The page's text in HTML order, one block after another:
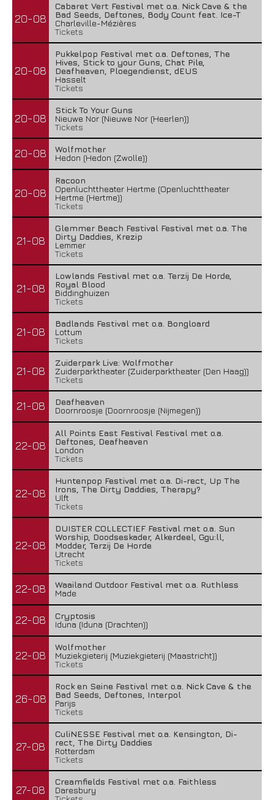
20-08
Cabaret Vert Festival met o.a. Nick Cave & the
Bad Seeds, Deftones, Body Count feat. Ice-T
Charleville-Mézières
Tickets
20-08
Pukkelpop Festival met o.a. Deftones, The
Hives, Stick to your Guns, Chat Pile,
Deafheaven, Ploegendienst, dEUS
Hasselt
Tickets
20-08
Stick To Your Guns
Nieuwe Nor (Nieuwe Nor (Heerlen))
Tickets
20-08
Wolfmother
Hedon (Hedon (Zwolle))
20-08
Racoon
Openluchttheater Hertme (Openluchttheater
Hertme (Hertme))
Tickets
21-08
Glemmer Beach Festival Festival met o.a. The
Dirty Daddies, Krezip
Lemmer
Tickets
21-08
Lowlands Festival met o.a. Terzij De Horde,
Royal Blood
Biddinghuizen
Tickets
21-08
Badlands Festival met o.a. Bongloard
Lottum
Tickets
21-08
Zuiderpark Live: Wolfmother
Zuiderparktheater (Zuiderparktheater (Den Haag))
Tickets
21-08
Deafheaven
Doornroosje (Doornroosje (Nijmegen))
22-08
All Points East Festival Festival met o.a.
Deftones, Deafheaven
London
Tickets
22-08
Huntenpop Festival met o.a. Di-rect, Up The
Irons, The Dirty Daddies, Therapy?
Ulft
Tickets
22-08
DUISTER COLLECTIEF Festival met o.a. Sun
Worship, Doodseskader, Alkerdeel, Ggu:ll,
Modder, Terzij De Horde
Utrecht
Tickets
22-08
Waailand Outdoor Festival met o.a. Ruthless
Made
22-08
Cryptosis
Iduna (Iduna (Drachten))
22-08
Wolfmother
Muziekgieterij (Muziekgieterij (Maastricht))
Tickets
26-08
Rock en Seine Festival met o.a. Nick Cave & the
Bad Seeds, Deftones, Interpol
Parijs
Tickets
27-08
CuliNESSE Festival met o.a. Kensington, Di-
rect, The Dirty Daddies
Rotterdam
Tickets
27-08
Creamfields Festival met o.a. Faithless
Daresbury